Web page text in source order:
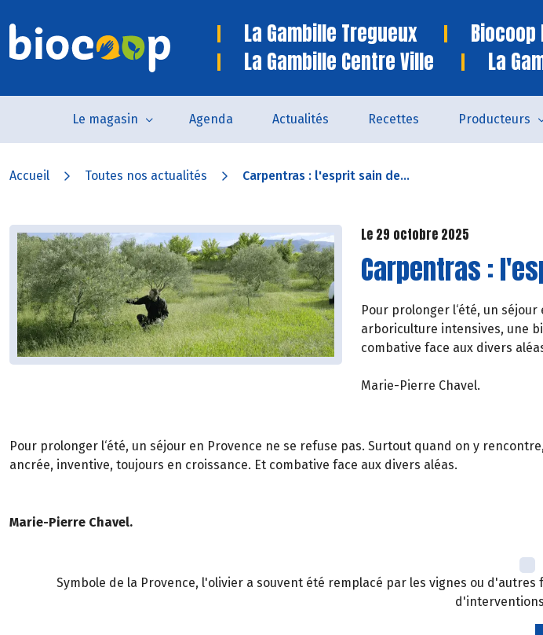
La Gambille Tregueux Biocoop
La Gambille Centre Ville
La
Le magasin Agenda Actualités Recettes Producteurs
Accueil Toutes nos actualités Carpentras : l'esprit sain de...
Le 29 octobre 2025
Carpentras :
Pour prolonger l‘été, un
arboriculture intensives, une
combative face aux divers
Marie-Pierre Chavel.
Pour prolonger l‘été, un séjour en Provence ne se refuse pas. Surtout quand on y
ancrée, inventive, toujours en croissance. Et combative face aux divers aléas.
Marie-Pierre Chavel.
Symbole de la Provence, l'olivier a souvent été remplacé par les vignes ou